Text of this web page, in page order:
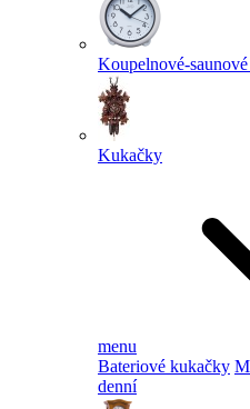
Koupelnové-
Kukačky
menu
Bateriové kukačky
denní